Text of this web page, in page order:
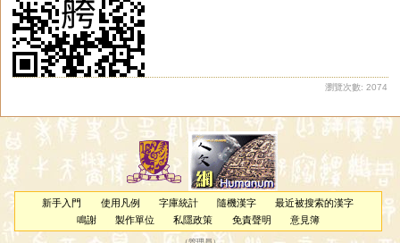
瀏覽次數: 2074
新手入門 使用凡例 字庫統計 隨機漢字
最近被搜索的漢字
鳴謝
製作單位 私隱政策 免責聲明 意見簿